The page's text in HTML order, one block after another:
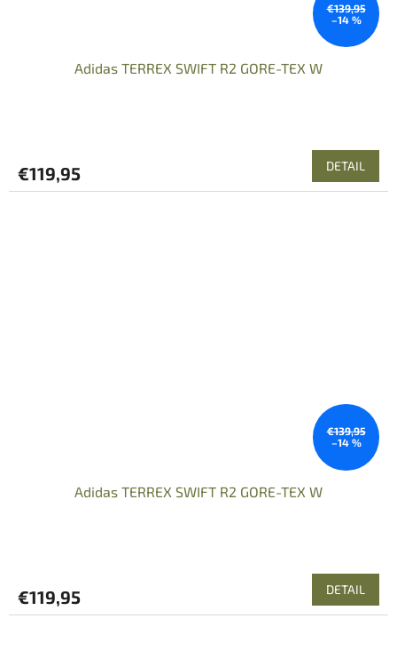
€139,95
–14 %
Adidas TERREX SWIFT R2 GORE-TEX W
€119,95 DETAIL
€139,95
–14 %
Adidas TERREX SWIFT R2 GORE-TEX W
€119,95 DETAIL